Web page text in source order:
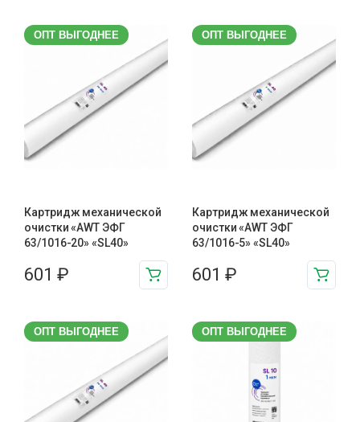
ОПТ ВЫГОДНЕЕ
Картридж механической
очистки «AWT ЭФГ
63/1016-20» «SL40»
601 ₽
ОПТ ВЫГОДНЕЕ
Картридж механической
очистки «AWT ЭФГ
63/1016-5» «SL40»
601 ₽
ОПТ ВЫГОДНЕЕ ОПТ ВЫГОДНЕЕ